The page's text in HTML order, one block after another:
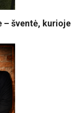
– šventė, kurioje